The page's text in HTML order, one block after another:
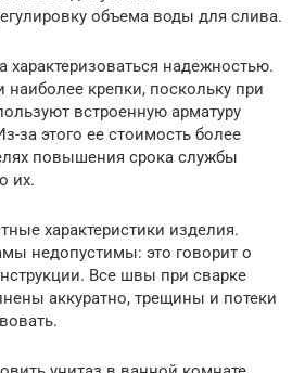
объема воды для слива.
надежностью.
крепки, поскольку при
встроенную арматуру
за этого ее стоимость более
повышения срока службы
их.
характеристики изделия.
недопустимы: это говорит о
Все швы при сварке
аккуратно, трещины и потеки